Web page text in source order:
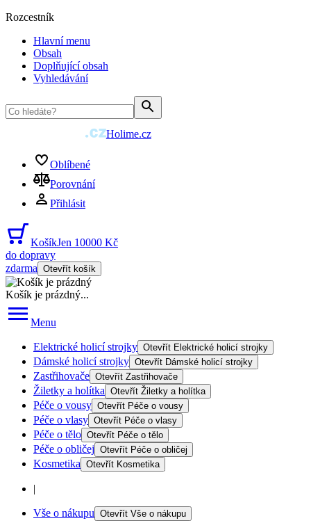
Rozcestník
Hlavní menu
Obsah
Doplňující obsah
Vyhledávání
Holime.cz
Oblíbené
Porovnání
Přihlásit
KošíkJen 10000 Kč
do dopravy
zdarma Otevřít košík
Košík je prázdný...
Menu
Elektrické holicí strojky Otevřít Elektrické holicí strojky
Dámské holicí strojky Otevřít Dámské holicí strojky
Zastřihovače Otevřít Zastřihovače
Žiletky a holítka Otevřít Žiletky a holítka
Péče o vousy Otevřít Péče o vousy
Péče o vlasy Otevřít Péče o vlasy
Péče o tělo Otevřít Péče o tělo
Péče o obličej Otevřít Péče o obličej
Kosmetika Otevřít Kosmetika
|
Vše o nákupu Otevřít Vše o nákupu